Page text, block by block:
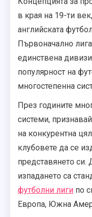
в края на 19-ти
английската
Първоначално
единствена
популярност на
многостепенна
През годините
системи,
на конкурентна
клубовете да се
представянето си.
изпадането са
футболни лиги по
Европа, Южна